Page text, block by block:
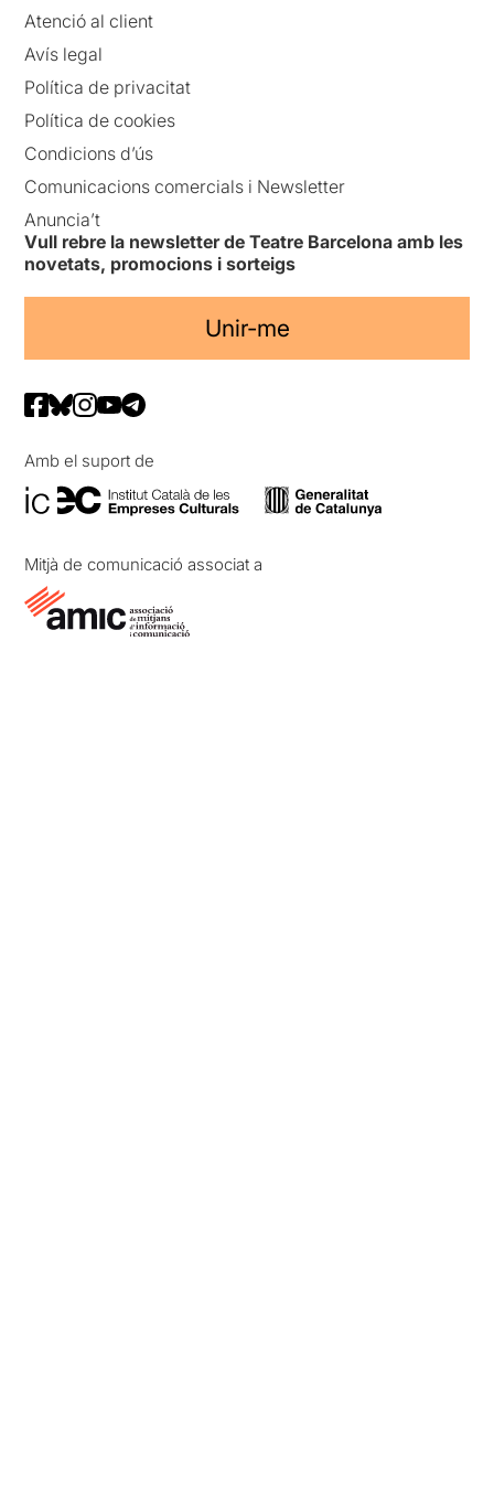
Atenció al client
Avís legal
Política de privacitat
Política de cookies
Condicions d’ús
Comunicacions comercials i Newsletter
Anuncia’t
Vull rebre la newsletter de Teatre Barcelona amb les
novetats, promocions i sorteigs
Unir-me
Amb el suport de
Mitjà de comunicació associat a